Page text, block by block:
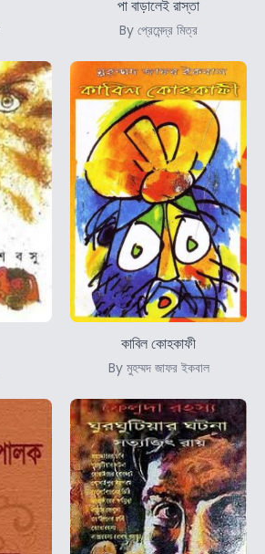
পা বাড়ালেই রাস্তা
By প্রেমেন্দ্র মিত্র
কাবিল কোহকাফী
By মুহম্মদ জাফর ইকবাল